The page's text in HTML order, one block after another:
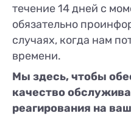
течение 14 дней с
обязательно
случаях, когда нам
времени.
Мы здесь, чтобы
качество
реагирования на